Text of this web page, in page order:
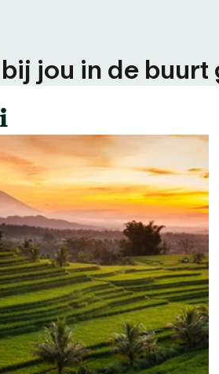
jou in de buurt